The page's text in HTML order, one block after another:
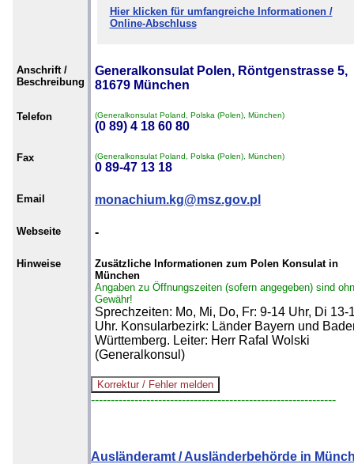
Hier klicken für umfangreiche Informationen /
Online-Abschluss
Anschrift /
Beschreibung
Generalkonsulat Polen, Röntgenstrasse 5,
81679 München
Telefon (Generalkonsulat Poland, Polska (Polen), München)
(0 89) 4 18 60 80
Fax (Generalkonsulat Poland, Polska (Polen), München)
0 89-47 13 18
Email monachium.kg@msz.gov.pl
Webseite -
Hinweise
Zusätzliche Informationen zum Polen Konsulat in
München
Angaben zu Öffnungszeiten (sofern angegeben) sind
Gewähr!
Sprechzeiten: Mo, Mi, Do, Fr: 9-14 Uhr, Di 13-
Uhr. Konsularbezirk: Länder Bayern und
Württemberg. Leiter: Herr Rafal Wolski
(Generalkonsul)
--------------------------------------------------------------
Ausländeramt / Ausländerbehörde in